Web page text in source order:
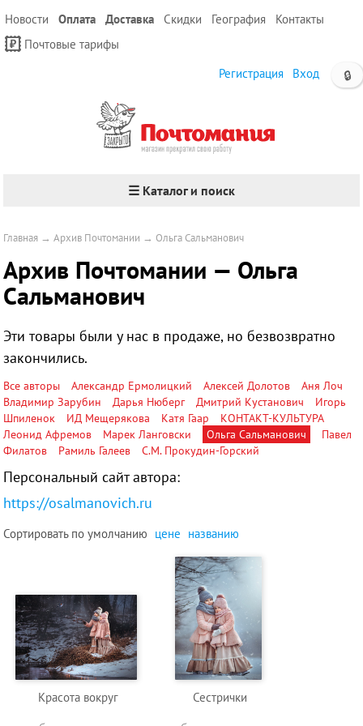
Новости Оплата Доставка Скидки География
Контакты
Почтовые тарифы
🔒
Регистрация Вход
☰ Каталог и поиск
Главная →Архив Почтомании → Ольга Сальманович
Архив Почтомании — Ольга
Сальманович
Эти товары были у нас в продаже, но безвозвратно
закончились.
Все авторы Александр Ермолицкий Алексей Долотов
Аня Лоч
Владимир Зарубин
Дарья Нюберг Дмитрий Кустанович
Игорь
Шпиленок
ИД Мещерякова Катя Гаар
КОНТАКТ-КУЛЬТУРА
Леонид Афремов
Марек Ланговски Ольга Сальманович
Павел
Филатов
Рамиль Галеев С.М. Прокудин-Горский
Персональный сайт автора:
https://osalmanovich.ru
Сортировать поумолчанию цене названию
Красота вокруг Сестрички